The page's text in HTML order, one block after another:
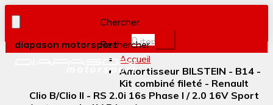
diapason motorsport
Chercher
Rechercher :
0item(s)
Accueil
Amortisseur BILSTEIN - B14 -
Kit combiné fileté - Renault
Clio B/Clio II - RS 2.0i 16s Phase I / 2.0 16V Sport